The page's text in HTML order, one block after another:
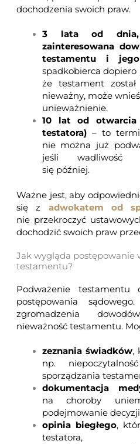
dochodzenia swoich praw.
3 lata od
zainteresowana
testamentu i
spadkobierca dopiero
że testament
nieważny, może
unieważnienie.
10 lat od otwarcia
testatora)– to
nie można już
jeśli wadliwość
się później.
Ważne jest, aby
się z adwokatem od
nie przekroczyć
dochodzić swoich praw
Jak wygląda postępowanie
testamentu?
Podważenie
postępowania
zgromadzenia
nieważność testamentu.
zeznania świadków,
np.
sporządzania
dokumentacja
na choroby
podejmowanie
opinia biegłego,
testatora,